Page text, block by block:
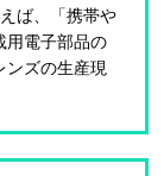
ば、「携帯や
用電子部品の
ンズの生産現